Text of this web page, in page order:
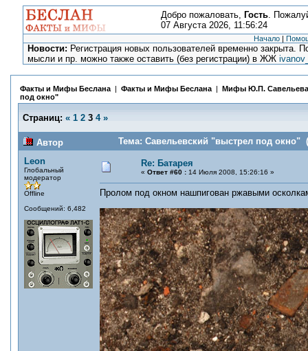
Добро пожаловать, Гость.
07 Августа 2026, 11:56:24
Начало |
Новости: Регистрация новых пользователей временно закрыта.
мысли и пр. можно также оставить (без регистрации) в ЖЖ
Факты и Мифы Беслана | Факты и Мифы Беслана | Мифы Ю.П. Савельева
под окно"
Страниц: « 1 2 3 4 »
Автор
Тема: Савельевский "выстрел под окно"
Leon
Глобальный
модератор
Offline
Сообщений: 6,482
Re: Батарея
« Ответ #60 : 14 Июля 2008, 15:26:16 »
Пролом под окном нашпигован ржавыми